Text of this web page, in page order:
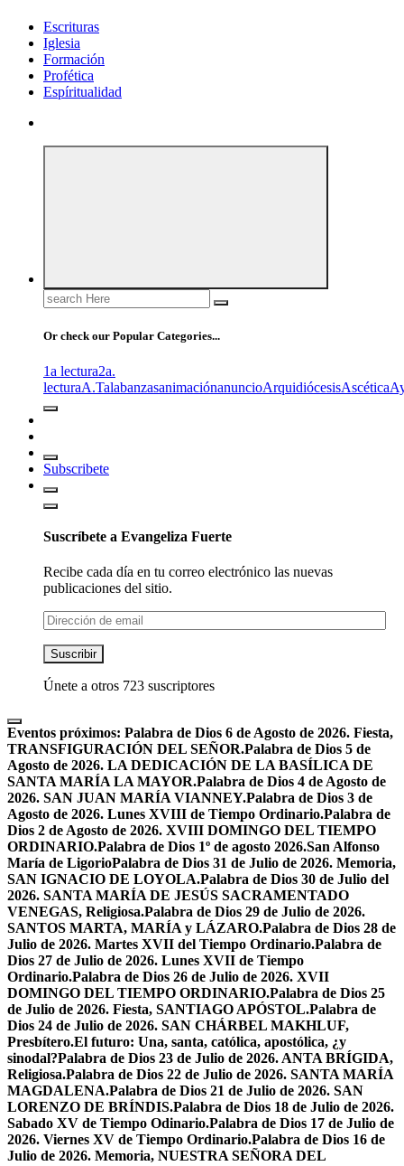
Escrituras
Iglesia
Formación
Profética
Espíritualidad
Search
for:
Or check our Popular Categories...
1a lectura2a.
lecturaA.TalabanzasanimaciónanuncioArquidiócesisAscética
Subscribete
Suscríbete a Evangeliza Fuerte
Recibe cada día en tu correo electrónico las nuevas
publicaciones del sitio.
Dirección
de
email
Suscribir
Únete a otros 723 suscriptores
Eventos próximos: Palabra de Dios 6 de Agosto de 2026. Fiesta,
TRANSFIGURACIÓN DEL SEÑOR.Palabra de Dios 5 de
Agosto de 2026. LA DEDICACIÓN DE LA BASÍLICA DE
SANTA MARÍA LA MAYOR.Palabra de Dios 4 de Agosto de
2026. SAN JUAN MARÍA VIANNEY.Palabra de Dios 3 de
Agosto de 2026. Lunes XVIII de Tiempo Ordinario.Palabra de
Dios 2 de Agosto de 2026. XVIII DOMINGO DEL TIEMPO
ORDINARIO.Palabra de Dios 1º de agosto 2026.San Alfonso
María de LigorioPalabra de Dios 31 de Julio de 2026. Memoria,
SAN IGNACIO DE LOYOLA.Palabra de Dios 30 de Julio del
2026. SANTA MARÍA DE JESÚS SACRAMENTADO
VENEGAS, Religiosa.Palabra de Dios 29 de Julio de 2026.
SANTOS MARTA, MARÍA y LÁZARO.Palabra de Dios 28 de
Julio de 2026. Martes XVII del Tiempo Ordinario.Palabra de
Dios 27 de Julio de 2026. Lunes XVII de Tiempo
Ordinario.Palabra de Dios 26 de Julio de 2026. XVII
DOMINGO DEL TIEMPO ORDINARIO.Palabra de Dios 25
de Julio de 2026. Fiesta, SANTIAGO APÓSTOL.Palabra de
Dios 24 de Julio de 2026. SAN CHÁRBEL MAKHLUF,
Presbítero.El futuro: Una, santa, católica, apostólica, ¿y
sinodal?Palabra de Dios 23 de Julio de 2026. ANTA BRÍGIDA,
Religiosa.Palabra de Dios 22 de Julio de 2026. SANTA MARÍA
MAGDALENA.Palabra de Dios 21 de Julio de 2026. SAN
LORENZO DE BRÍNDIS.Palabra de Dios 18 de Julio de 2026.
Sabado XV de Tiempo Odinario.Palabra de Dios 17 de Julio de
2026. Viernes XV de Tiempo Ordinario.Palabra de Dios 16 de
Julio de 2026. Memoria, NUESTRA SEÑORA DEL